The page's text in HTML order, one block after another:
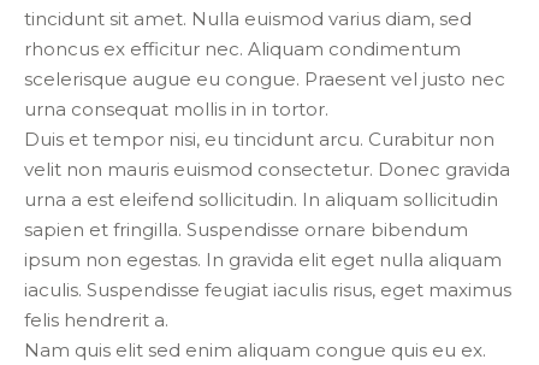
tincidunt sit amet. Nulla euismod varius diam, sed
rhoncus ex efficitur nec. Aliquam condimentum
scelerisque augue eu congue. Praesent vel justo nec
urna consequat mollis in in tortor.
Duis et tempor nisi, eu tincidunt arcu. Curabitur non
velit non mauris euismod consectetur. Donec gravida
urna a est eleifend sollicitudin. In aliquam sollicitudin
sapien et fringilla. Suspendisse ornare bibendum
ipsum non egestas. In gravida elit eget nulla aliquam
iaculis. Suspendisse feugiat iaculis risus, eget maximus
felis hendrerit a.
Nam quis elit sed enim aliquam congue quis eu ex.